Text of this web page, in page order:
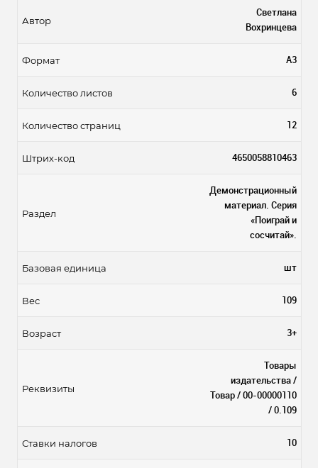
Автор
Светлана
Вохринцева
Формат А3
Количество листов 6
Количество страниц 12
Штрих-код 4650058810463
Раздел
Демонстрационный
материал. Серия
«Поиграй и
сосчитай».
Базовая единица шт
Вес 109
Возраст 3+
Реквизиты
Товары
издательства /
Товар / 00-00000110
/ 0.109
Ставки налогов 10